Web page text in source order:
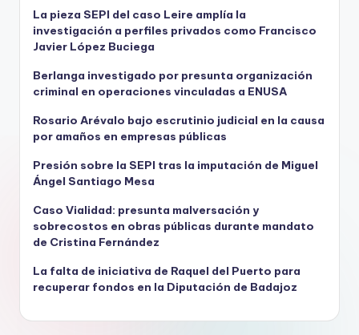
La pieza SEPI del caso Leire amplía la
investigación a perfiles privados como Francisco
Javier López Buciega
Berlanga investigado por presunta organización
criminal en operaciones vinculadas a ENUSA
Rosario Arévalo bajo escrutinio judicial en la causa
por amaños en empresas públicas
Presión sobre la SEPI tras la imputación de Miguel
Ángel Santiago Mesa
Caso Vialidad: presunta malversación y
sobrecostos en obras públicas durante mandato
de Cristina Fernández
La falta de iniciativa de Raquel del Puerto para
recuperar fondos en la Diputación de Badajoz